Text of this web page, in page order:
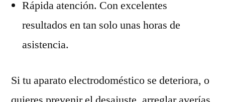
Rápida atención. Con excelentes
resultados en tan solo unas horas de
asistencia.
Si tu aparato electrodoméstico se deteriora, o